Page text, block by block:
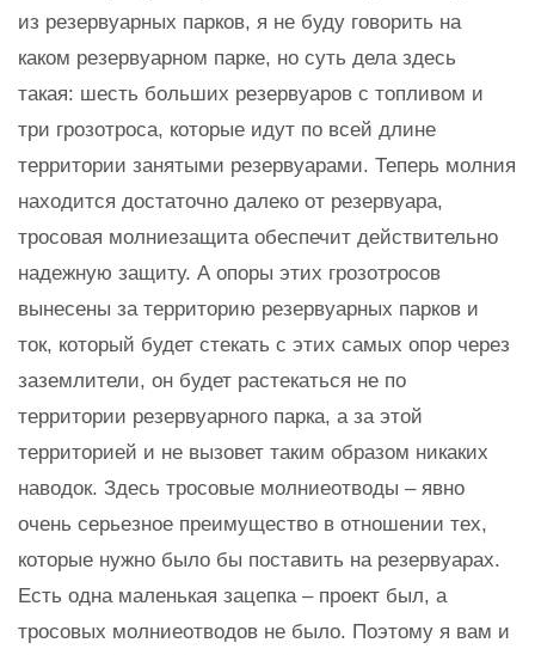
из резервуарных парков, я не буду говорить на
каком резервуарном парке, но суть дела здесь
такая: шесть больших резервуаров с топливом и
три грозотроса, которые идут по всей длине
территории занятыми резервуарами. Теперь молния
находится достаточно далеко от резервуара,
тросовая молниезащита обеспечит действительно
надежную защиту. А опоры этих грозотросов
вынесены за территорию резервуарных парков и
ток, который будет стекать с этих самых опор через
заземлители, он будет растекаться не по
территории резервуарного парка, а за этой
территорией и не вызовет таким образом никаких
наводок. Здесь тросовые молниеотводы – явно
очень серьезное преимущество в отношении тех,
которые нужно было бы поставить на резервуарах.
Есть одна маленькая зацепка – проект был, а
тросовых молниеотводов не было. Поэтому я вам и